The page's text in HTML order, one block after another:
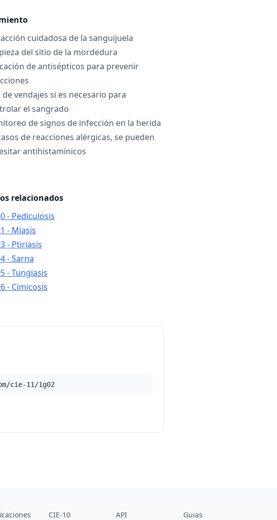
cuidadosa de la sanguijuela
del sitio de la mordedura
de antisépticos para prevenir
de vendajes si es necesario para
el sangrado
de signos de infección en la herida
de reacciones alérgicas, se pueden
antihistamínicos
relacionados
- Pediculosis
- Miasis
- Ptiriasis
- Sarna
- Tungiasis
- Cimicosis
cie-11/1g02
CIE-10 API Guias